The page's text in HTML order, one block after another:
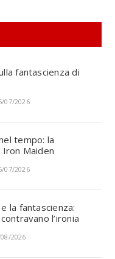
fantascienza di
07/2026
tempo: la
Maiden
07/2026
la fantascienza:
l’ironia
2026